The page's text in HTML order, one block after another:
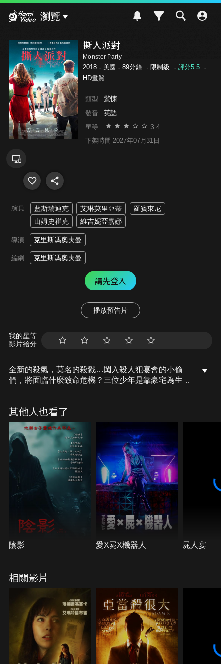
瀏覽
撕人派對
Monster Party
2018．美國．89分鐘 ． 限制級 ． 評分5.5．
HD畫質
類型 驚悚
發音 英語
星等 3.4
下架時間 2027年07月31日
演員 藍斯瑞迪克 艾琳莫里亞蒂
羅賓東尼
山姆史崔克
維吉妮亞嘉娜
導演 克里斯馮奧夫曼
編劇 克里斯馮奧夫曼
請先登入
播放預告片
我的星等
影片給分
全新的殺氣，莫名的殺戮…闖入殺人犯宴會的小偷
們，將面臨什麼致命危機？三位少年是靠豪宅為生的
中用餐，突如其來的意外讓血腥味蔓延，血紅色是這
場派對唯一的主題色！
其他人也看了
陰影 愛X屍X機器人 屍人宴
相關影片